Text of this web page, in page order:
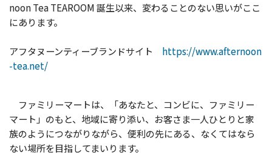
noon Tea TEAROOM 誕生以来、変わることのない思いがここ
にあります。
アフタヌーンティーブランドサイト https://www.afternoon
-tea.net/
ファミリーマートは、「あなたと、コンビに、ファミリー
マート」のもと、地域に寄り添い、お客さま一人ひとりと家
族のようにつながりながら、便利の先にある、なくてはなら
ない場所を目指してまいります。